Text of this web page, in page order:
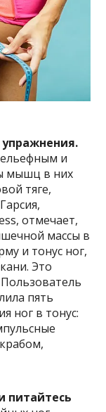
и
мышц в них
тяге,
отмечает,
массы в
и тонус ног,
Это
пять
ног в тонус:
питайтесь